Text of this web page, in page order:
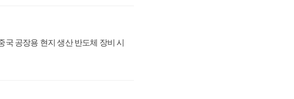
국 공장용 현지 생산 반도체 장비 시